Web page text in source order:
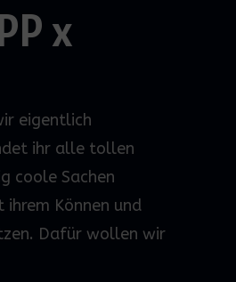
x
eigentlich
ihr alle tollen
coole Sachen
ihrem Können und
Dafür wollen wir